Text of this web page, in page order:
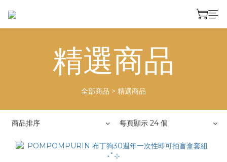
精選商品
全部商品 > 精選商品
商品排序 每頁顯示 24 個